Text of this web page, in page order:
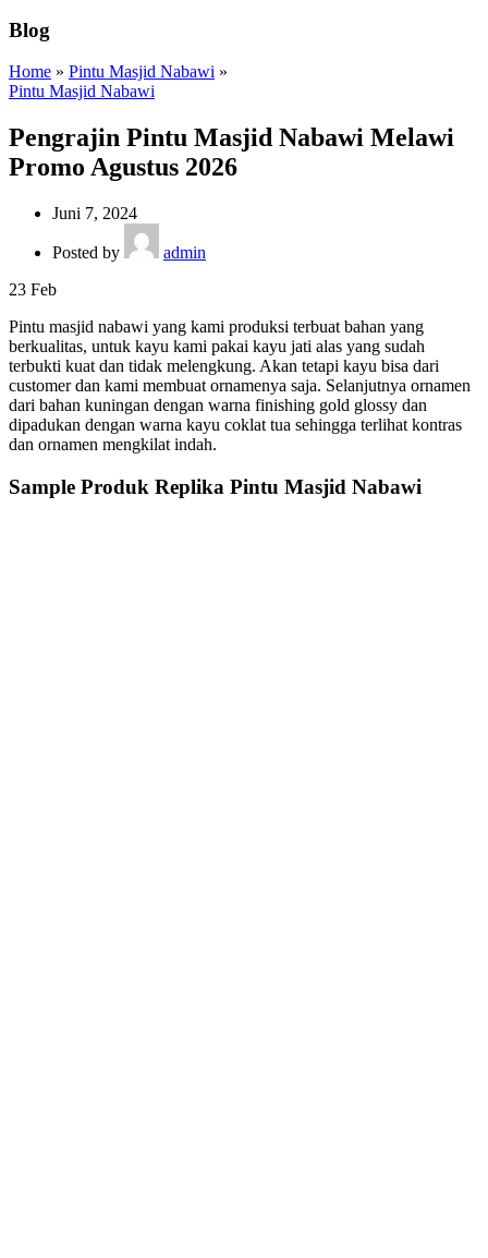
Blog
Home » Pintu Masjid Nabawi »
Pintu Masjid Nabawi
Pengrajin Pintu Masjid Nabawi Melawi
Promo Agustus 2026
Juni 7, 2024
Posted by
admin
23 Feb
Pintu masjid nabawi yang kami produksi terbuat bahan yang
berkualitas, untuk kayu kami pakai kayu jati alas yang sudah
terbukti kuat dan tidak melengkung. Akan tetapi kayu bisa dari
customer dan kami membuat ornamenya saja. Selanjutnya ornamen
dari bahan kuningan dengan warna finishing gold glossy dan
dipadukan dengan warna kayu coklat tua sehingga terlihat kontras
dan ornamen mengkilat indah.
Sample Produk Replika Pintu Masjid Nabawi